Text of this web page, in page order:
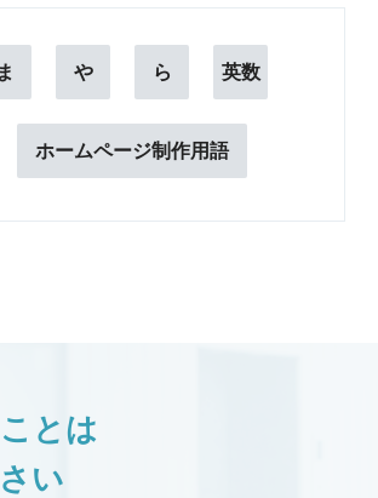
ま や ら 英数
ホームページ制作用語
とは
い